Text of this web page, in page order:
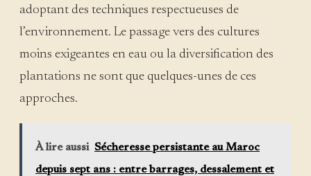
adoptant des techniques respectueuses de
l’environnement. Le passage vers des cultures
moins exigeantes en eau ou la diversification des
plantations ne sont que quelques-unes de ces
approches.
À lire aussi Sécheresse persistante au Maroc
depuis sept ans : entre barrages, dessalement et